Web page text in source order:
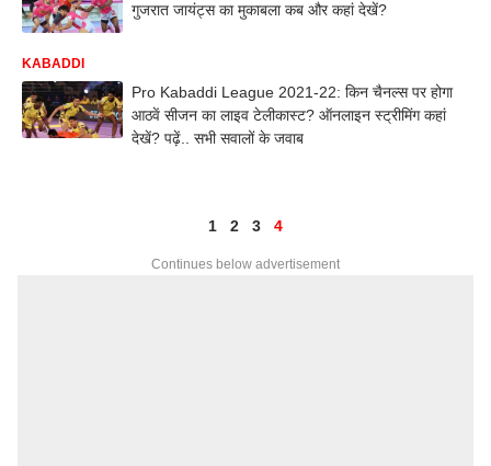
गुजरात जायंट्स का मुकाबला कब और कहां देखें?
KABADDI
Pro Kabaddi League 2021-22: किन चैनल्स पर होगा
आठवें सीजन का लाइव टेलीकास्ट? ऑनलाइन स्ट्रीमिंग कहां
देखें? पढ़ें.. सभी सवालों के जवाब
1 2 3 4
Continues below advertisement